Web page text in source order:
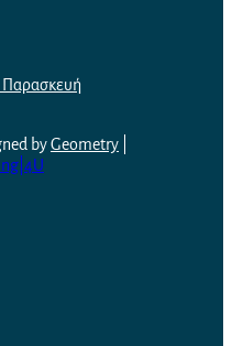
Παρασκευή
byGeometry